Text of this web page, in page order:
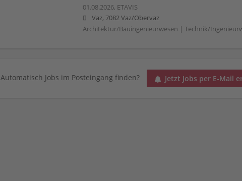
01.08.2026, ETAVIS
Vaz, 7082 Vaz/Obervaz
Architektur/Bauingenieurwesen | Technik/
Automatisch Jobs im Posteingang finden? Jetzt Jobs per E-Mail